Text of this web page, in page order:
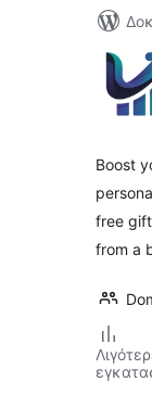
Boost
free
from a